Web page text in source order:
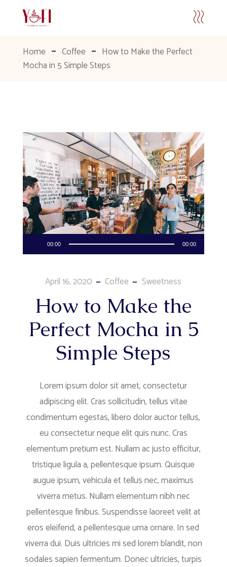
Home Coffee
How to Make the Perfect
Mocha in 5 Simple Steps
Player
00:00 00:00
April 16, 2020 Coffee Sweetness
How to Make the
Perfect Mocha in 5
Simple Steps
Lorem ipsum dolor sit amet, consectetur
adipiscing elit. Cras sollicitudin, tellus vitae
condimentum egestas, libero dolor auctor tellus,
eu consectetur neque elit quis nunc. Cras
elementum pretium est. Nullam ac justo efficitur,
tristique ligula a, pellentesque ipsum. Quisque
augue ipsum, vehicula et tellus nec, maximus
viverra metus. Nullam elementum nibh nec
pellentesque finibus. Suspendisse laoreet velit at
eros eleifend, a pellentesque urna ornare. In sed
viverra dui. Duis ultricies mi sed lorem blandit, non
sodales sapien fermentum. Donec ultricies, turpis